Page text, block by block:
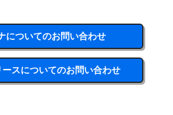
についてのお問い合わせ
ースについてのお問い合わせ